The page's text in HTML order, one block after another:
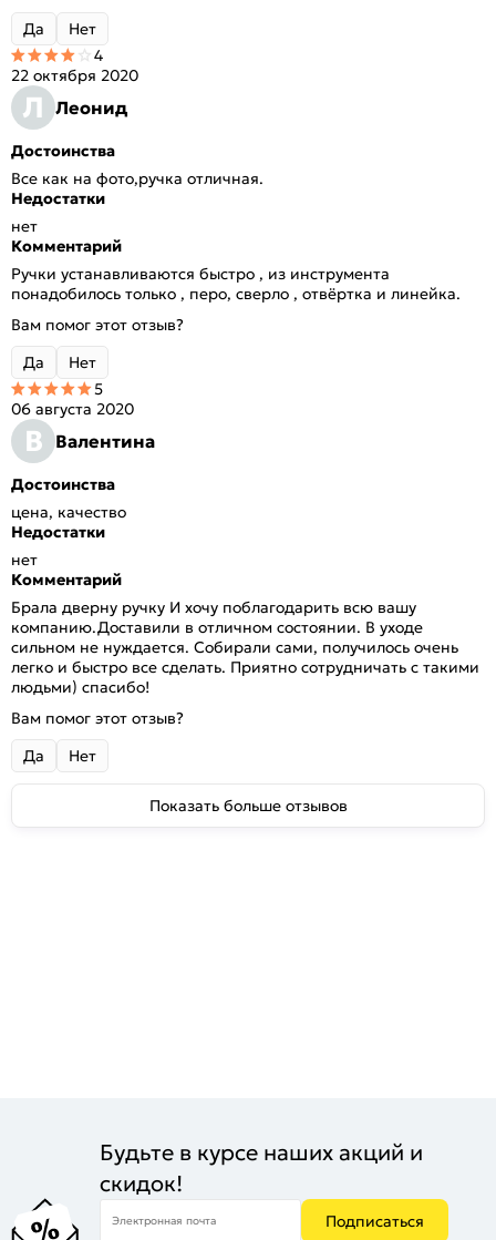
Да
Нет
Л Леонид
22 октября 2020
4
Достоинства
Все как на фото,ручка отличная.
Недостатки
нет
Комментарий
Ручки устанавливаются быстро , из инструмента
понадобилось только , перо, сверло , отвёртка и линейка.
Вам помог этот отзыв?
Да
Нет
В Валентина
06 августа 2020
5
Достоинства
цена, качество
Недостатки
нет
Комментарий
Брала дверну ручку И хочу поблагодарить всю вашу
компанию.Доставили в отличном состоянии. В уходе
сильном не нуждается. Собирали сами, получилось очень
легко и быстро все сделать. Приятно сотрудничать с такими
людьми) спасибо!
Вам помог этот отзыв?
Да
Нет
Показать больше отзывов
Будьте в курсе наших акций и
скидок!
Электронная почта Подписаться